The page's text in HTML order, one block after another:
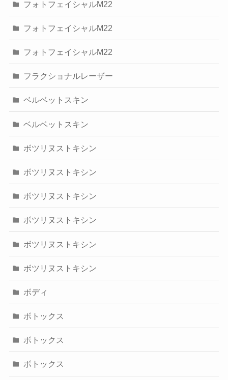
フォトフェイシャルM22
フォトフェイシャルM22
フォトフェイシャルM22
フラクショナルレーザー
ベルベットスキン
ベルベットスキン
ボツリヌストキシン
ボツリヌストキシン
ボツリヌストキシン
ボツリヌストキシン
ボツリヌストキシン
ボツリヌストキシン
ボディ
ボトックス
ボトックス
ボトックス